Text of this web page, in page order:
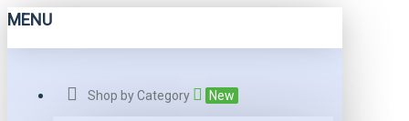
MENU
Shop by Category New